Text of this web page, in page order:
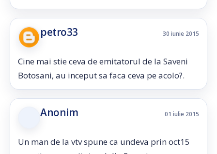
petro33 30 iunie 2015
Cine mai stie ceva de emitatorul de la Saveni
Botosani, au inceput sa faca ceva pe acolo?.
Anonim 01 iulie 2015
Un man de la vtv spune ca undeva prin oct15